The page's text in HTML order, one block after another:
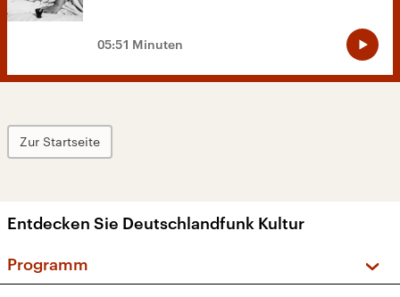
05:51 Minuten
Zur Startseite
Entdecken Sie Deutschlandfunk Kultur
Programm